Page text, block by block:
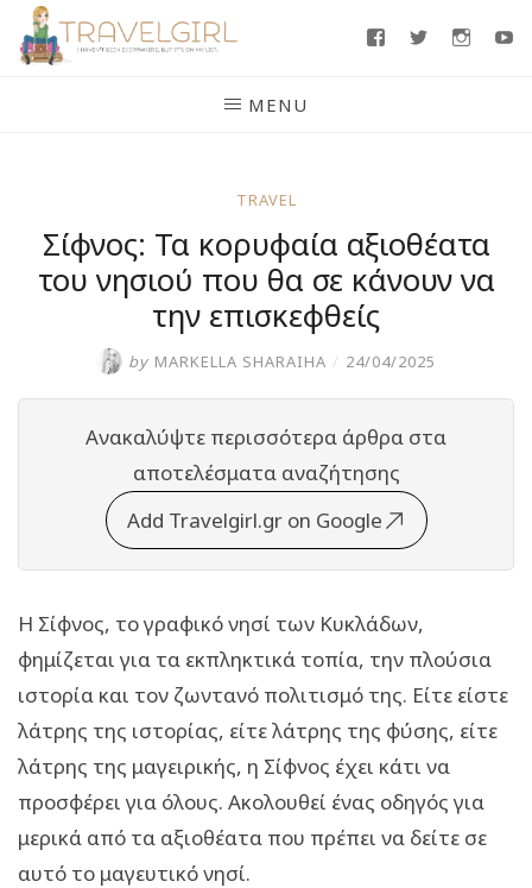
Skip
FacebookTwitter
MENU
TRAVEL
Σίφνος: Τα κορυφαία αξιοθέατα
του νησιού που θα σε κάνουν να
την επισκεφθείς
by MARKELLA SHARAIHA / 24/04/2025
Ανακαλύψτε περισσότερα άρθρα στα
αποτελέσματα αναζήτησης
Add Travelgirl.gr on Google
Η Σίφνος, το γραφικό νησί των Κυκλάδων,
φημίζεται για τα εκπληκτικά τοπία, την πλούσια
ιστορία και τον ζωντανό πολιτισμό της. Είτε είστε
λάτρης της ιστορίας, είτε λάτρης της φύσης, είτε
λάτρης της μαγειρικής, η Σίφνος έχει κάτι να
προσφέρει για όλους. Ακολουθεί ένας οδηγός για
μερικά από τα αξιοθέατα που πρέπει να δείτε σε
αυτό το μαγευτικό νησί.